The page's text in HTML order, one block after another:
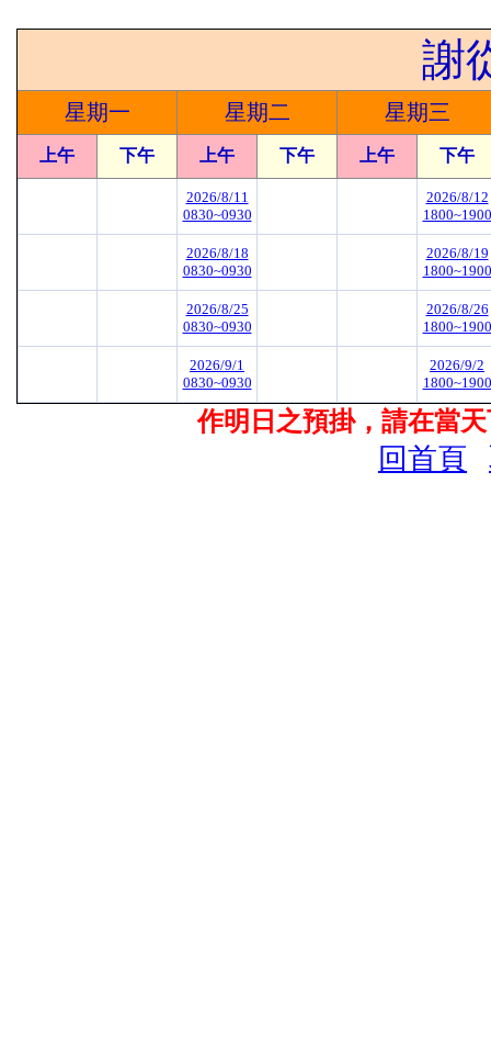
謝
星期一 星期二 星期三
上午 下午 上午 下午 上午 下午
2026/8/11
0830~0930
2026/8/12
1800~1900
2026/8/18
0830~0930
2026/8/19
1800~1900
2026/8/25
0830~0930
2026/8/26
1800~1900
2026/9/1
0830~0930
2026/9/2
1800~1900
作明日之預掛，請在當
回首頁